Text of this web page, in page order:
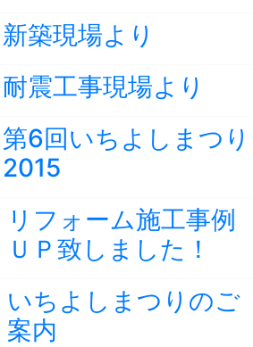
新築現場より
耐震工事現場より
第6回いちよしまつり
2015
リフォーム施工事例
ＵＰ致しました！
いちよしまつりのご
案内